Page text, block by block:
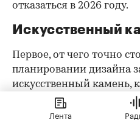
отказаться в 2026 году.
Искусственный
Первое, от чего точно
планировании дизайна
искусственный камень,
облицовывают цоколи,
или акцентные стены в
Лента